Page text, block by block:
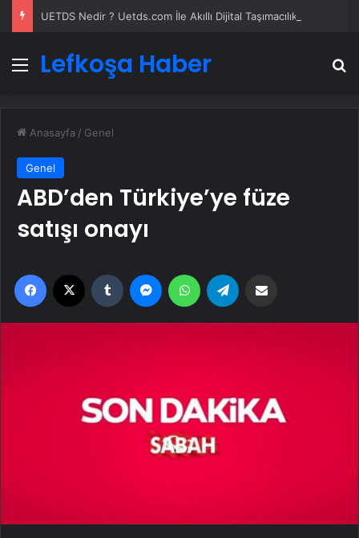
Menü
Lefkoşa Haber
Anasayfa / Genel
Genel
ABD’den Türkiye’ye füze
satışı onayı
Facebook Tumblr MessengerWhatsApp